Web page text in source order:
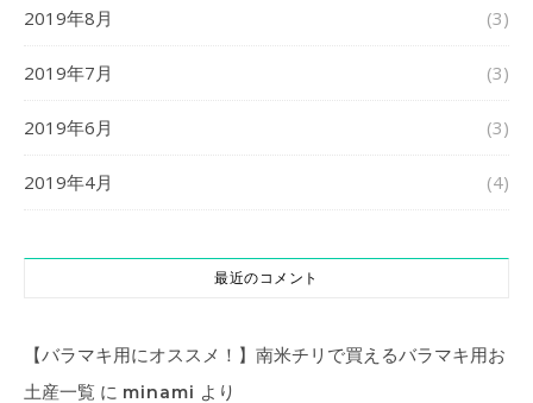
2019年8月 (3)
2019年7月 (3)
2019年6月 (3)
2019年4月 (4)
最近のコメント
【バラマキ用にオススメ！】南米チリで買えるバラマキ用お
土産一覧 に minami より